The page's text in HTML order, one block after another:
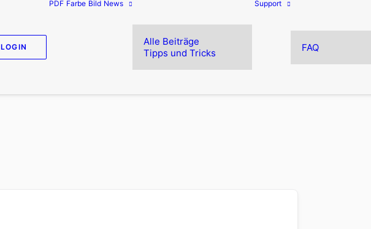
LOGIN
PDF Farbe Bild News
Alle Beiträge
Tipps und Tricks
Support
FAQ